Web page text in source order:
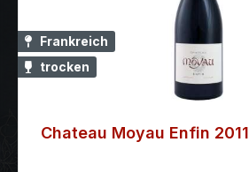
Frankreich
trocken
Chateau Moyau Enfin 2011